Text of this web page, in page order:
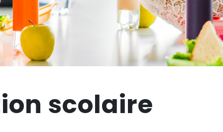
scolaire